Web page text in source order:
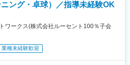
して社会に貢献する企業です。福利厚生
た環境で長く働くことができます。
める業務
、学習状況の共有、進路相談／講習提案
域広報
会への参加
、広報活動（配布・ポスティングなど）
ング・卓球）／指導未経験OK
ワークス(株式会社ルーセント100％子会
業種未経験歓迎